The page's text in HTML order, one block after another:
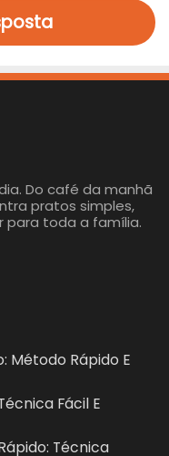
Do café da manhã
pratos simples,
para toda a família.
Método Rápido E
Fácil E
Técnica